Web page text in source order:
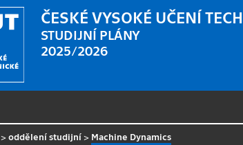
ČESKÉ VYSOKÉ UČENÍ
STUDIJNÍ PLÁNY
2025/2026
>oddělení studijní > Machine Dynamics